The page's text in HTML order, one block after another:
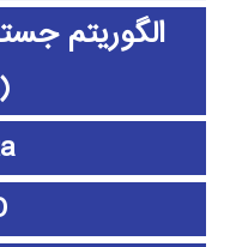
الگوریتم
(GELS)